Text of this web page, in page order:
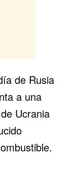
de Rusia
a una
Ucrania